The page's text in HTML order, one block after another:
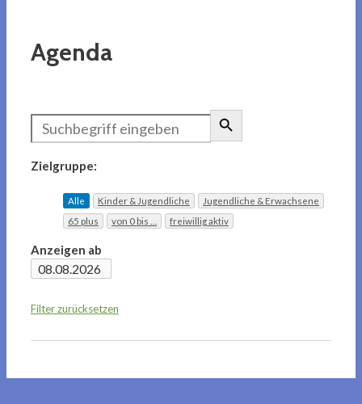
Agenda
Zielgruppe:
Alle Kinder & Jugendliche
Jugendliche & Erwachsene
65 plus
von 0 bis … freiwillig aktiv
Anzeigen ab
Filter zurücksetzen